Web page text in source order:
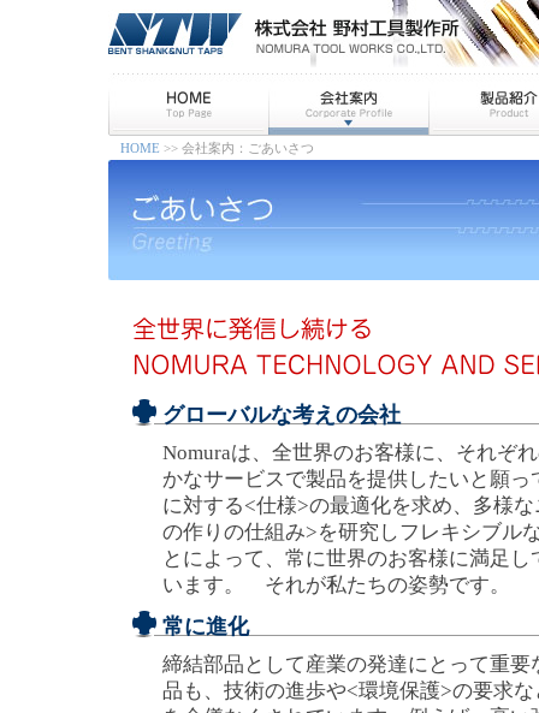
HOME >> 会社案内：ごあいさつ
グローバルな考えの会社
Nomuraは、全世界のお客様に、それぞ
かなサービスで製品を提供したいと願
に対する<仕様>の最適化を求め、多様
の作りの仕組み>を研究しフレキシブル
とによって、常に世界のお客様に満足
います。 それが私たちの姿勢です。
常に進化
締結部品として産業の発達にとって重
品も、技術の進歩や<環境保護>の要求